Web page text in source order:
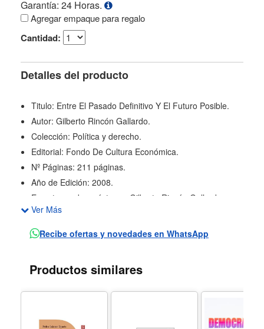
Garantía: 24 Horas.
Agregar empaque para regalo
Cantidad:
Detalles del producto
Titulo: Entre El Pasado Definitivo Y El Futuro Posible.
Autor: Gilberto Rincón Gallardo.
Colección: Política y derecho.
Editorial: Fondo De Cultura Económica.
Nº Páginas: 211 páginas.
Año de Edición: 2008.
En esta su obra póstuma, Gilberto Rincón Gallardo
afirma que "un político -sobre todo cuando se quiere de
izquierda- debe tener convicciones firmes y certezas
este tenor aborda coyunturas políticas y sociales
precisas sin eludir la responsabilidad política ni intentar
relación con el estado de la democracia en México, el
Ver Más
Recibe ofertas y novedades en WhatsApp
Productos similares